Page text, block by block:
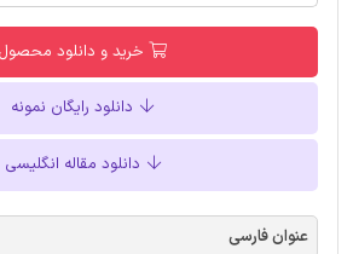
خرید و دانلود محصول
دانلود رایگان نمونه
دانلود مقاله انگلیسی
عنوان فارسی